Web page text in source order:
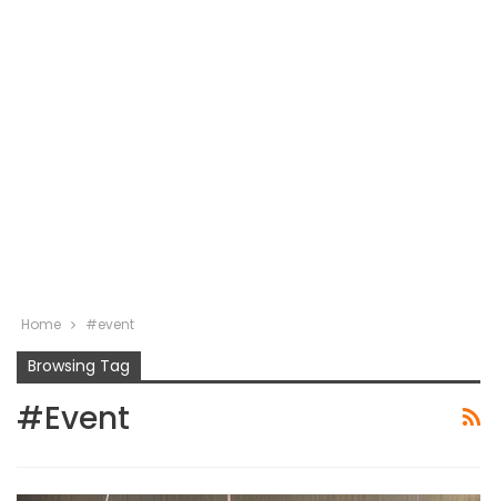
Home #event
Browsing Tag
#event